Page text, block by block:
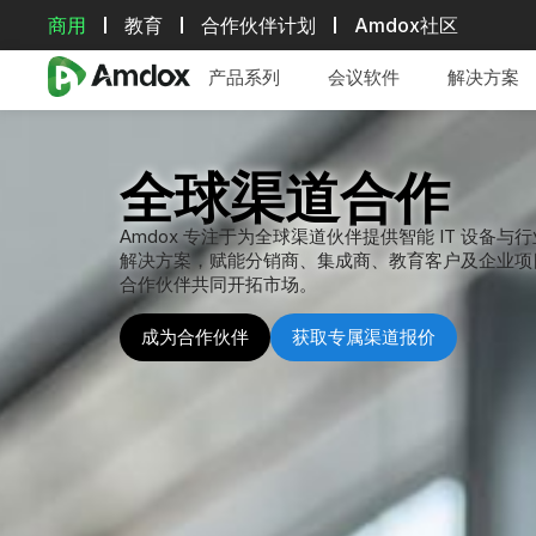
商用 教育 合作伙伴计划 Amdox社区
产品系列 会议软件 解决方案
的数字空间
尽在 Amdox.
为每一次会议，带来更智能的协作体验。
立即购买